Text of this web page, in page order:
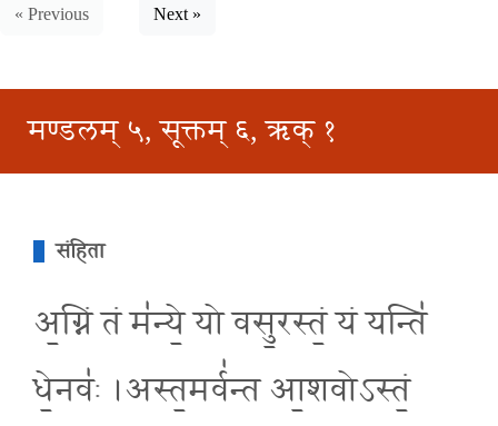
« Previous Next »
मण्डलम् ५, सूक्तम् ६, ऋक् १
संहिता
अ॒ग्निं तं म॑न्ये॒ यो वसु॒रस्तं॒ यं यन्ति॑
धे॒नवः॑ ।अस्त॒मर्व॑न्त आ॒शवोऽस्तं॒